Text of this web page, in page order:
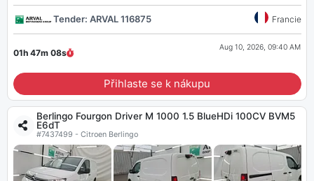
Tender: ARVAL 116875 Francie
01h 47m 07s
Aug 10, 2026, 09:40 AM
Přihlaste se k nákupu
Berlingo Fourgon Driver M 1000 1.5 BlueHDi 100CV BVM5
E6dT
#7437499 - Citroen Berlingo